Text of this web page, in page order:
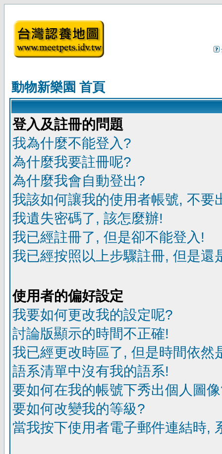
動物新樂園 首頁
登入及註冊的問題
我為什麼不能登入?
為什麼我要註冊呢?
為什麼我會自動登出?
我該如何讓我的使用者帳號, 不要
我遺失密碼了, 該怎麼辦!
我已經註冊了, 但是卻不能登入!
我已經按照以上步驟註冊, 但是還
使用者的偏好設定
我要如何更改我的設定呢?
討論版顯示的時間不正確!
我已經更改時區了, 但是時間依然
語系清單中沒有我的語系!
要如何在我的帳號下秀出個人圖
要如何改變我的等級?
當我按下使用者電子郵件連結時,